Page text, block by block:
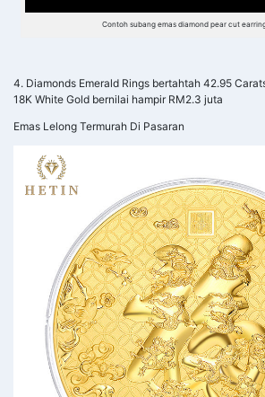
Contoh subang emas diamond pear cut
4. Diamonds Emerald Rings bertahtah 42.95
18K White Gold bernilai hampir RM2.3 juta
Emas Lelong Termurah Di Pasaran